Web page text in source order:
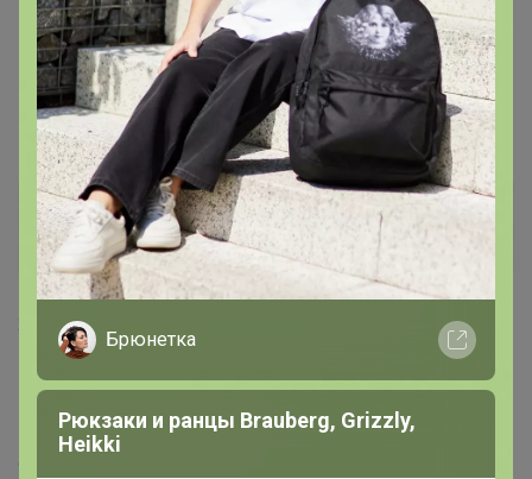
16 мая, 2025 23:38
Happy Baby, да, в офис. Поняла, спасибо)
МожнопростоЛёлька
Магистр
22 мая, 2025 19:02
Happy Baby, добрый день. То, что на сортировке,когда
поедет в ЦР?
Брюнетка
Рюкзаки и ранцы Brauberg, Grizzly,
Heikki